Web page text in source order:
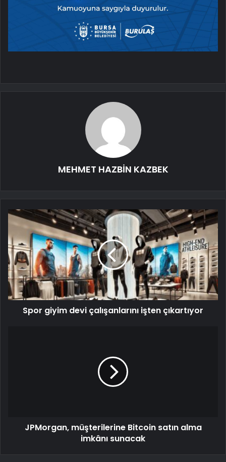
MEHMET HAZBİN KAZBEK
Spor giyim devi çalışanlarını işten çıkartıyor
JPMorgan, müşterilerine Bitcoin satın alma
imkânı sunacak